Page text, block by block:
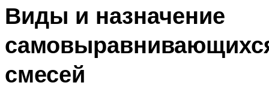
Виды и назначение
смесей